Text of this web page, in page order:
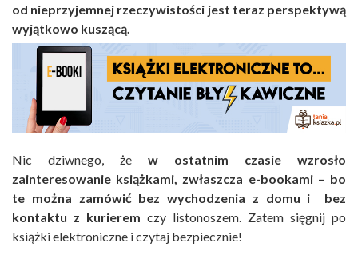
od nieprzyjemnej rzeczywistości jest teraz perspektywą
wyjątkowo kuszącą.
Nic dziwnego, że w ostatnim czasie wzrosło
zainteresowanie książkami, zwłaszcza e-bookami – bo
te można zamówić bez wychodzenia z domu i bez
kontaktu z kurierem czy listonoszem. Zatem sięgnij po
książki elektroniczne i czytaj bezpiecznie!